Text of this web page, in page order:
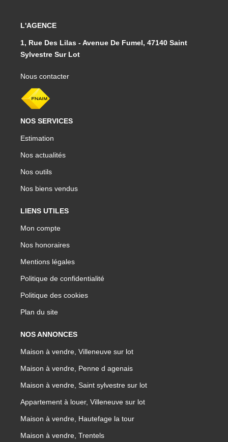
L'AGENCE
1, Rue Des Lilas - Avenue De Fumel, 47140 Saint
Sylvestre Sur Lot
Nous contacter
NOS SERVICES
Estimation
Nos actualités
Nos outils
Nos biens vendus
LIENS UTILES
Mon compte
Nos honoraires
Mentions légales
Politique de confidentialité
Politique des cookies
Plan du site
NOS ANNONCES
Maison à vendre, Villeneuve sur lot
Maison à vendre, Penne d agenais
Maison à vendre, Saint sylvestre sur lot
Appartement à louer, Villeneuve sur lot
Maison à vendre, Hautefage la tour
Maison à vendre, Trentels